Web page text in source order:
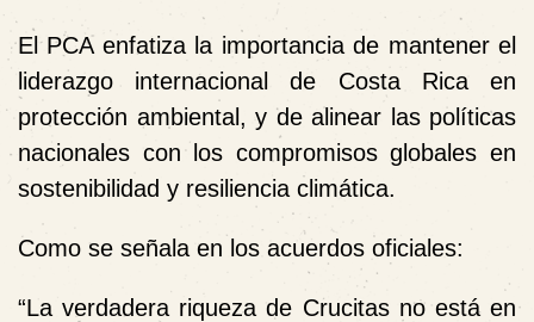
El PCA enfatiza la importancia de mantener el
liderazgo internacional de Costa Rica en
protección ambiental, y de alinear las políticas
nacionales con los compromisos globales en
sostenibilidad y resiliencia climática.
Como se señala en los acuerdos oficiales:
“La verdadera riqueza de Crucitas no está en